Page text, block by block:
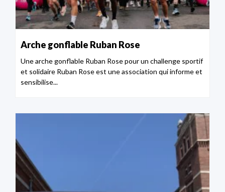
Arche gonflable Ruban Rose
Une arche gonflable Ruban Rose pour un challenge sportif
et solidaire Ruban Rose est une association qui informe et
sensibilise...